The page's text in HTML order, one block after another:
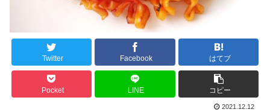
Twitter Facebook はてブ
Pocket LINE コピー
2021.12.12